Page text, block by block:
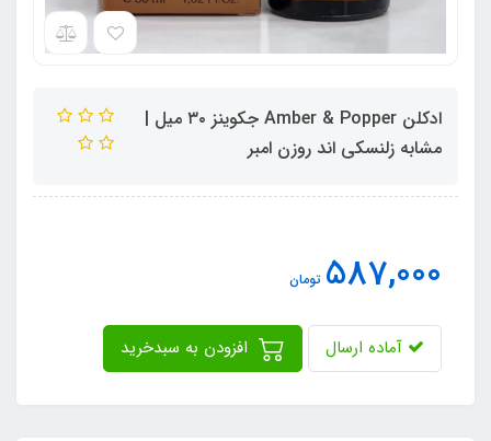
ادکلن Amber & Popper جکوینز ۳۰ میل |
مشابه زلنسکی اند روزن امبر
587,000 تومان
آماده ارسال